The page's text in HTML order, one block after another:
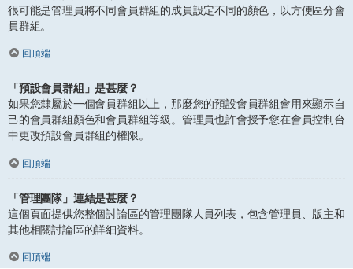
很可能是管理員將不同會員群組的成員設定不同的顏色，以方便區分會
員群組。
回頂端
「預設會員群組」是甚麼？
如果您隸屬於一個會員群組以上，那麼您的預設會員群組會用來顯示自
己的會員群組顏色和會員群組等級。管理員也許會授予您在會員控制台
中更改預設會員群組的權限。
回頂端
「管理團隊」連結是甚麼？
這個頁面提供您整個討論區的管理團隊人員列表，包含管理員、版主和
其他相關討論區的詳細資料。
回頂端